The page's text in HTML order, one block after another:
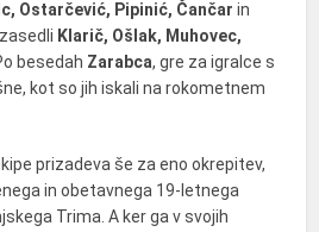
Ostarčević, Pipinić, Čančarin
Klarič, Ošlak, Muhovec,
Po besedah Zarabca, gre za igralce s
kot so jih iskali na rokometnem
prizadeva še za eno okrepitev,
in obetavnega 19-letnega
Trima. A ker ga v svojih